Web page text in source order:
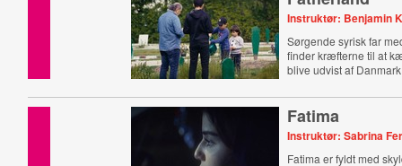
Instruktør: Benjamin
Sørgende syrisk far
finder kræfterne til at
blive udvist af
Fatima
Instruktør: Sabrina
Fatima er fyldt med